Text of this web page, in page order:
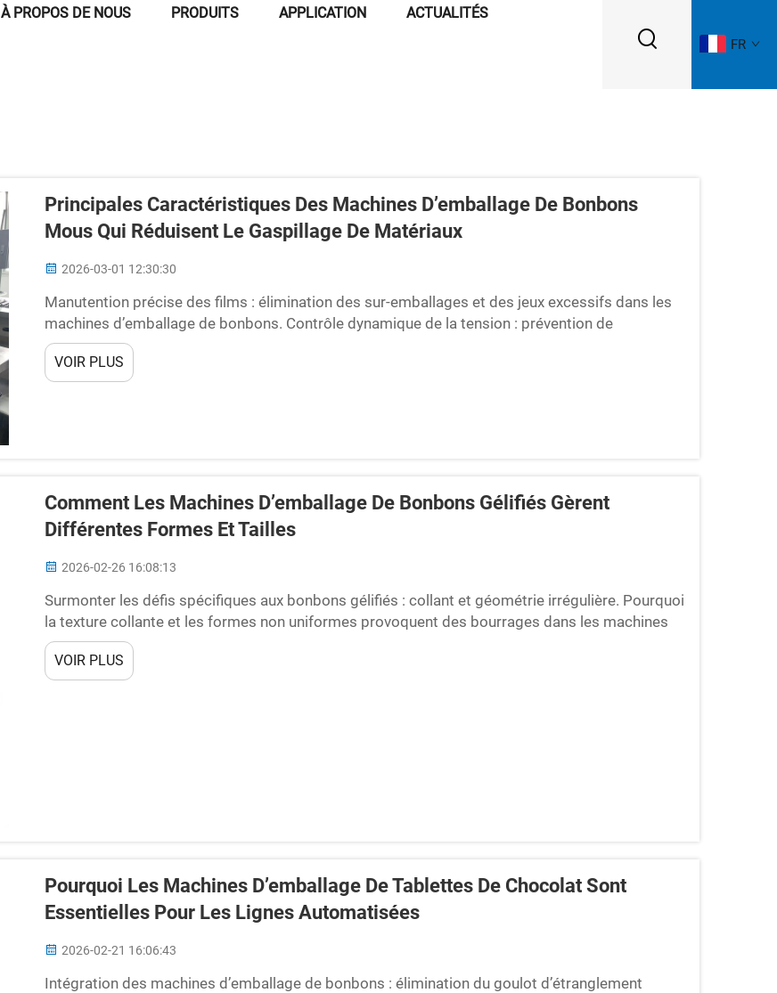
À PROPOS DE NOUS PRODUITS APPLICATION ACTUALITÉS
FR
Principales Caractéristiques Des Machines D’emballage De Bonbons
Mous Qui Réduisent Le Gaspillage De Matériaux
2026-03-01 12:30:30
Manutention précise des films : élimination des sur-emballages et des jeux excessifs dans les
machines d’emballage de bonbons. Contrôle dynamique de la tension : prévention de
l’étirement et des déchirures des films. Les équipements d’emballage de bonbons les plus
récents reposent sur ce qu’on appelle le contrôle dynamique de la tension afin de réduire le
gaspillage de matériaux…
VOIR PLUS
Comment Les Machines D’emballage De Bonbons Gélifiés Gèrent
Différentes Formes Et Tailles
2026-02-26 16:08:13
Surmonter les défis spécifiques aux bonbons gélifiés : collant et géométrie irrégulière. Pourquoi
la texture collante et les formes non uniformes provoquent des bourrages dans les machines
conventionnelles d’emballage de bonbons. La plupart des équipements traditionnels
d’emballage de bonbons rencontrent de réelles difficultés avec les bonbons gélifiés en raison
de...
VOIR PLUS
Pourquoi Les Machines D’emballage De Tablettes De Chocolat Sont
Essentielles Pour Les Lignes Automatisées
2026-02-21 16:06:43
Intégration des machines d’emballage de bonbons : élimination du goulot d’étranglement